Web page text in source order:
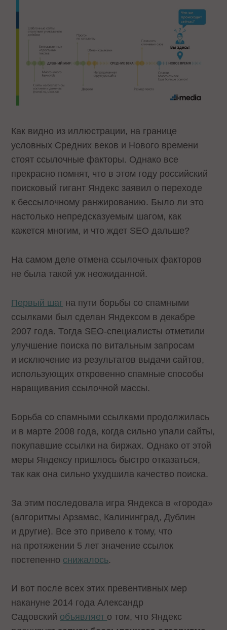
Как видно из иллюстрации, на границе
условных Средних веков и Нового времени
стоят ссылочные факторы. Однако все
прекрасно помнят, что в этом году российский
поисковый гигант Яндекс заявил о переходе
к бессылочному ранжированию. Было ли это
настолько непредсказуемым шагом, как
кажется многим, и что ждет SEO дальше?
На самом деле отмена ссылочных факторов
не была такой уж неожиданной.
Первый шаг на пути борьбы со спамными
ссылками был сделан Яндексом в декабре
2007 года. Тогда SEO-специалисты отметили
улучшение поиска по витальным запросам
и исключение из результатов выдачи сайтов,
использующих откровенно спамные способы
наращивания ссылочной массы.
Борьба со спамными ссылками продолжилась
и в марте 2008 года, когда сильно упали сайты,
покупавшие ссылки на биржах. Однако от этой
меры Яндексу пришлось быстро отказаться,
так как она сильно ухудшила качество поиска.
За этим последовала игра Яндекса в «города»
(алгоритмы Арзамас, Калининград, Дублин
и другие). Все это привело к тому, что
на протяжении 5 лет значение ссылок
постепенно снижалось.
И вот после всех этих превентивных мер
накануне 2014 года Александр
Садовский объявляет о том, что Яндекс